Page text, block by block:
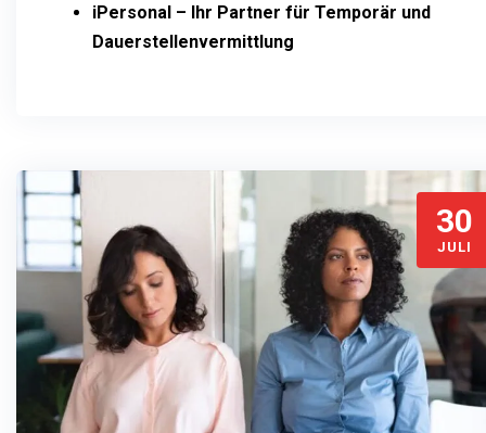
iPersonal – Ihr Partner für Temporär und
Dauerstellenvermittlung
30
JULI